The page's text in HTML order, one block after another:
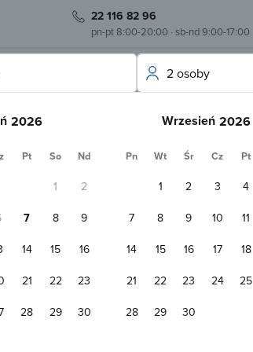
22 116 82 96
pn-pt 8:00-20:00 · sb-nd 9:00-17:00
Wrzesień
Pt So Nd Pn Wt Śr Cz Pt
1
2
7 8
9
14 15
16
21 22
23
28 29
30
1 2 3 4
7
8 9 10 11
14
15 16 17 18
21
22 23 24 25
28
29 30
2 osoby
Piotr Kaźmierski Mielno
WiFi